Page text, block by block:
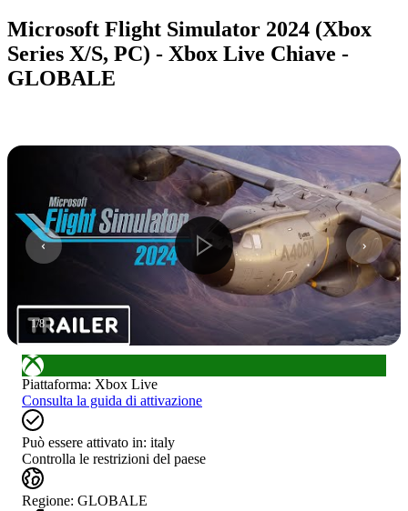
Microsoft Flight Simulator 2024 (Xbox
Series X/S, PC) - Xbox Live Chiave -
GLOBALE
1/8
Piattaforma: Xbox Live
Consulta la guida di attivazione
Può essere attivato in: italy
Controlla le restrizioni del paese
Regione: GLOBALE